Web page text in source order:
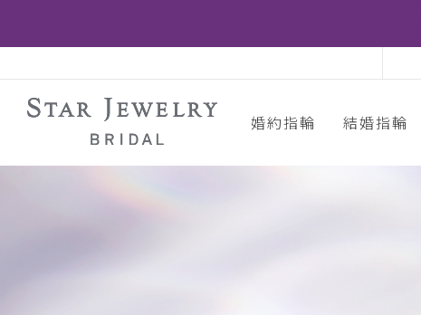
婚約指輪 結婚指輪